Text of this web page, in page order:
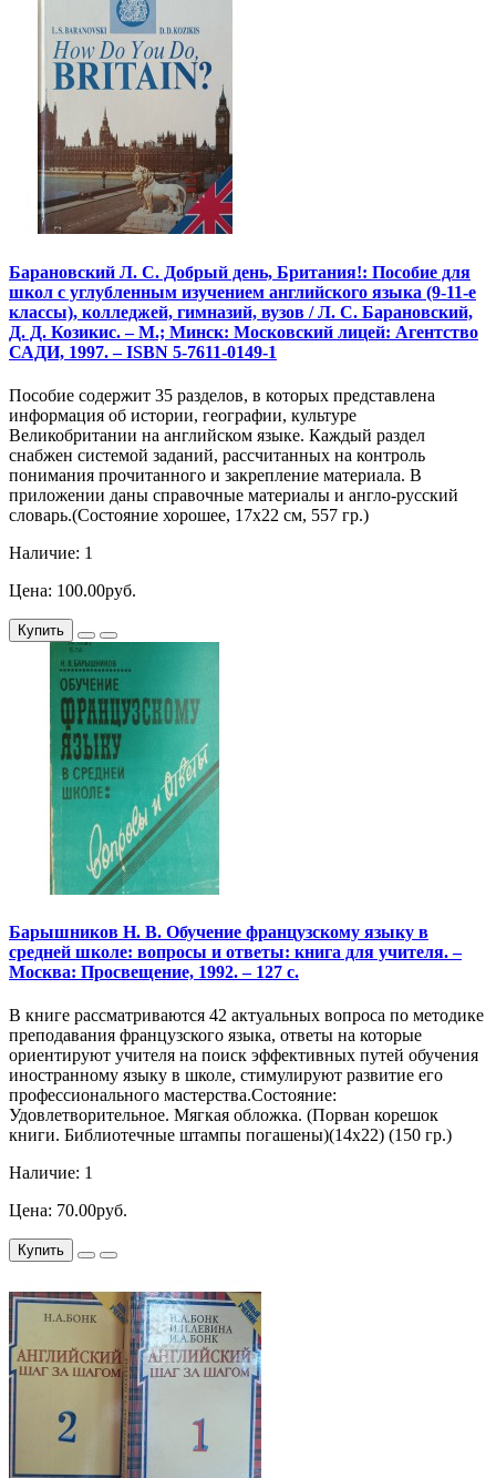
Барановский Л. С. Добрый день, Британия!: Пособие для
школ с углубленным изучением английского языка (9-11-е
классы), колледжей, гимназий, вузов / Л. С. Барановский,
Д. Д. Козикис. – М.; Минск: Московский лицей: Агентство
САДИ, 1997. – ISBN 5-7611-0149-1
Пособие содержит 35 разделов, в которых представлена
информация об истории, географии, культуре
Великобритании на английском языке. Каждый раздел
снабжен системой заданий, рассчитанных на контроль
понимания прочитанного и закрепление материала. В
приложении даны справочные материалы и англо-русский
словарь.(Состояние хорошее, 17х22 см, 557 гр.)
Наличие: 1
Цена: 100.00руб.
Купить
Барышников Н. В. Обучение французскому языку в
средней школе: вопросы и ответы: книга для учителя. –
Москва: Просвещение, 1992. – 127 с.
В книге рассматриваются 42 актуальных вопроса по методике
преподавания французского языка, ответы на которые
ориентируют учителя на поиск эффективных путей обучения
иностранному языку в школе, стимулируют развитие его
профессионального мастерства.Состояние:
Удовлетворительное. Мягкая обложка. (Порван корешок
книги. Библиотечные штампы погашены)(14х22) (150 гр.)
Наличие: 1
Цена: 70.00руб.
Купить